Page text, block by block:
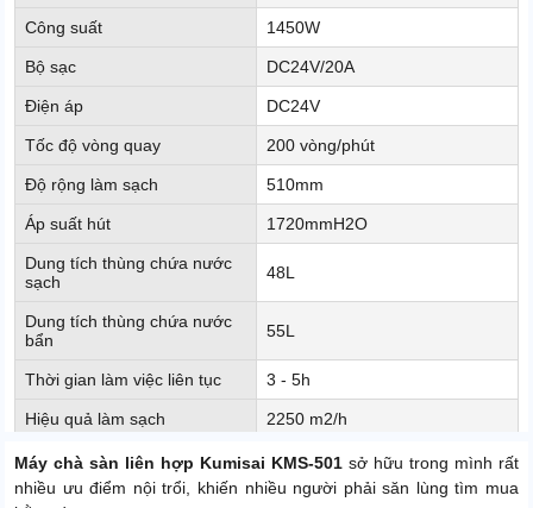
Công suất 1450W
Bộ sạc DC24V/20A
Điện áp DC24V
Tốc độ vòng quay 200 vòng/phút
Độ rộng làm sạch 510mm
Áp suất hút 1720mmH2O
Dung tích thùng chứa nước
sạch
48L
Dung tích thùng chứa nước
bẩn
55L
Thời gian làm việc liên tục 3 - 5h
Hiệu quả làm sạch 2250 m2/h
Độ ồn ≤ 70dB
Kích thước đóng gói 1510 x 680 x 1190mm
Máy chà sàn liên hợp Kumisai KMS-501 sở hữu trong mình rất
nhiều ưu điểm nội trổi, khiến nhiều người phải săn lùng tìm mua